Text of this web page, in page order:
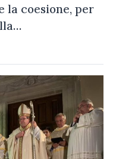
la coesione, per